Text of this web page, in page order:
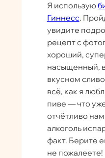
Я использую
Гиннесс.
увидите
рецепт с
хороший,
насыщенный,
вкусном
всё, как я
пиве — что
отчётливо
алкоголь
факт. Берите
не пожалеете!